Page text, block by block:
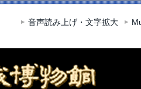
この
音声読み上げ・文字拡大